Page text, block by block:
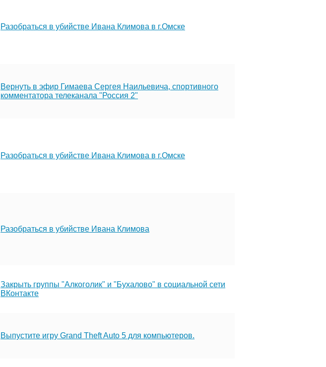
Разобраться в убийстве Ивана Климова в г.Омске
Вернуть в эфир Гимаева Сергея Наильевича, спортивного
комментатора телеканала "Россия 2"
Разобраться в убийстве Ивана Климова в г.Омске
Разобраться в убийстве Ивана Климова
Закрыть группы "Алкоголик" и "Бухалово" в социальной сети
ВКонтакте
Выпустите игру Grand Theft Auto 5 для компьютеров.